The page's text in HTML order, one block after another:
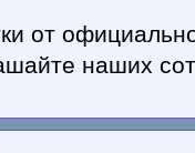
от
наших